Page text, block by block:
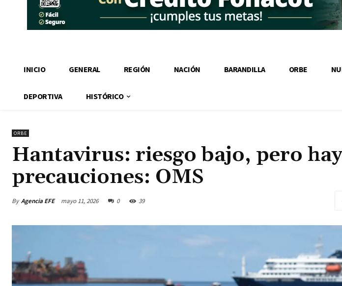
INICIO GENERAL REGIÓN NACIÓN BARANDILLA ORBE
DEPORTIVA HISTÓRICO
ORBE
Hantavirus: riesgo bajo, pero
precauciones: OMS
By Agencia EFE mayo 11, 2026 0 39